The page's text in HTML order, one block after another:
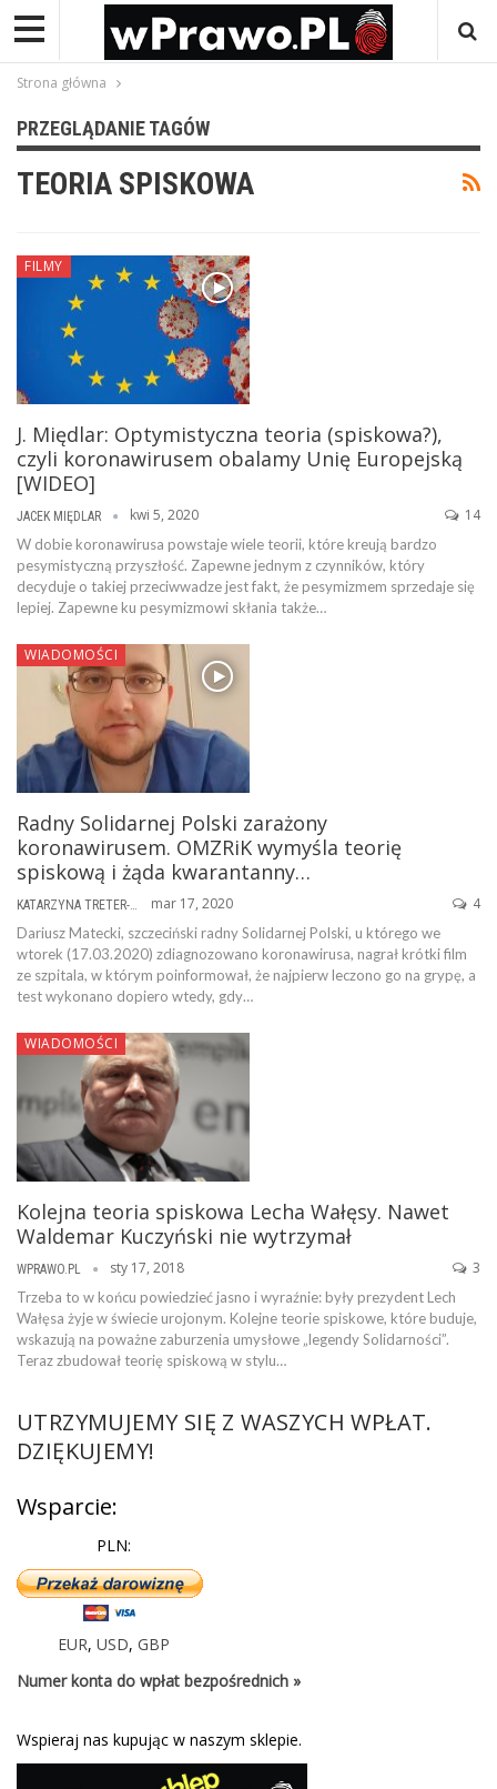
Strona główna
PRZEGLĄDANIE TAGÓW
TEORIA SPISKOWA
FILMY
J. Międlar: Optymistyczna teoria (spiskowa?),
czyli koronawirusem obalamy Unię Europejską
[WIDEO]
JACEK MIĘDLAR kwi 5, 2020 14
W dobie koronawirusa powstaje wiele teorii, które kreują bardzo
pesymistyczną przyszłość. Zapewne jednym z czynników, który
decyduje o takiej przeciwwadze jest fakt, że pesymizmem sprzedaje się
lepiej. Zapewne ku pesymizmowi skłania także…
WIADOMOŚCI
Radny Solidarnej Polski zarażony
koronawirusem. OMZRiK wymyśla teorię
spiskową i żąda kwarantanny…
KATARZYNA TRETER-SIERPIŃSKA mar 17, 2020 4
Dariusz Matecki, szczeciński radny Solidarnej Polski, u którego we
wtorek (17.03.2020) zdiagnozowano koronawirusa, nagrał krótki film
ze szpitala, w którym poinformował, że najpierw leczono go na grypę, a
test wykonano dopiero wtedy, gdy…
WIADOMOŚCI
Kolejna teoria spiskowa Lecha Wałęsy. Nawet
Waldemar Kuczyński nie wytrzymał
WPRAWO.PL sty 17, 2018 3
Trzeba to w końcu powiedzieć jasno i wyraźnie: były prezydent Lech
Wałęsa żyje w świecie urojonym. Kolejne teorie spiskowe, które buduje,
wskazują na poważne zaburzenia umysłowe „legendy Solidarności”.
Teraz zbudował teorię spiskową w stylu…
UTRZYMUJEMY SIĘ Z WASZYCH WPŁAT.
DZIĘKUJEMY!
Wsparcie:
PLN:
EUR, USD, GBP
Numer konta do wpłat bezpośrednich »
Wspieraj nas kupując w naszym sklepie.